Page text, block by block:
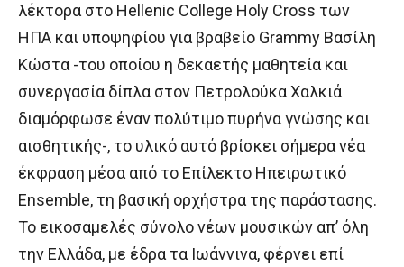
λέκτορα στο Hellenic College Holy Cross των
ΗΠΑ και υποψηφίου για βραβείο Grammy Βασίλη
Κώστα -του οποίου η δεκαετής μαθητεία και
συνεργασία δίπλα στον Πετρολούκα Χαλκιά
διαμόρφωσε έναν πολύτιμο πυρήνα γνώσης και
αισθητικής-, το υλικό αυτό βρίσκει σήμερα νέα
έκφραση μέσα από το Επίλεκτο Ηπειρωτικό
Ensemble, τη βασική ορχήστρα της παράστασης.
Το εικοσαμελές σύνολο νέων μουσικών απ’ όλη
την Ελλάδα, με έδρα τα Ιωάννινα, φέρνει επί